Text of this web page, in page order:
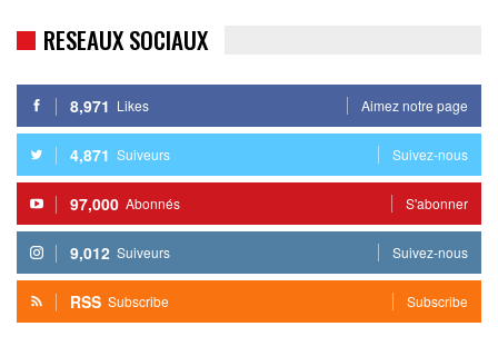
RESEAUX SOCIAUX
8,971 Likes Aimez notre page
4,871 Suiveurs Suivez-nous
97,000 Abonnés S'abonner
9,012 Suiveurs Suivez-nous
RSS Subscribe Subscribe